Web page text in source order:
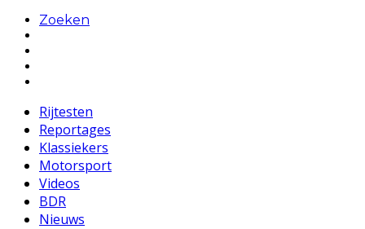
Zoeken
Rijtesten
Reportages
Klassiekers
Motorsport
Videos
BDR
Nieuws